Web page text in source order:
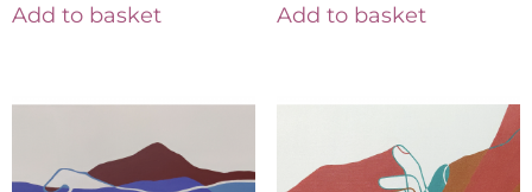
Add to basket Add to basket